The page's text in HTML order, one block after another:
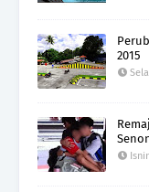
2015